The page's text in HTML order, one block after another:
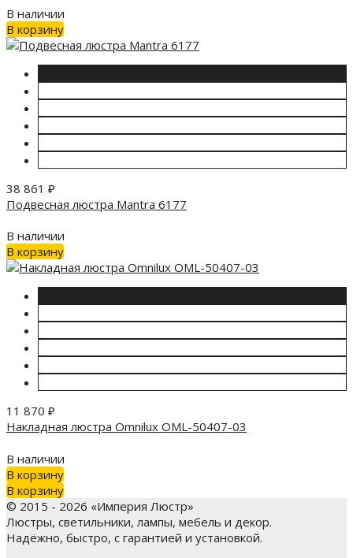
В наличии
В корзину
38 861 ₽
Подвесная люстра Mantra 6177
В наличии
В корзину
11 870 ₽
Накладная люстра Omnilux OML-50407-03
В наличии
В корзину
В корзину
© 2015 - 2026 «Империя Люстр»
Люстры, светильники, лампы, мебель и декор.
Надёжно, быстро, с гарантией и установкой.